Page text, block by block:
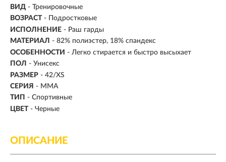
ВИД - Тренировочные
ВОЗРАСТ - Подростковые
ИСПОЛНЕНИЕ - Раш гарды
МАТЕРИАЛ - 82% полиэстер, 18% спандекс
ОСОБЕННОСТИ - Легко стирается и быстро высыхает
ПОЛ - Унисекс
РАЗМЕР - 42/XS
СЕРИЯ - MMA
ТИП - Спортивные
ЦВЕТ - Черные
ОПИСАНИЕ